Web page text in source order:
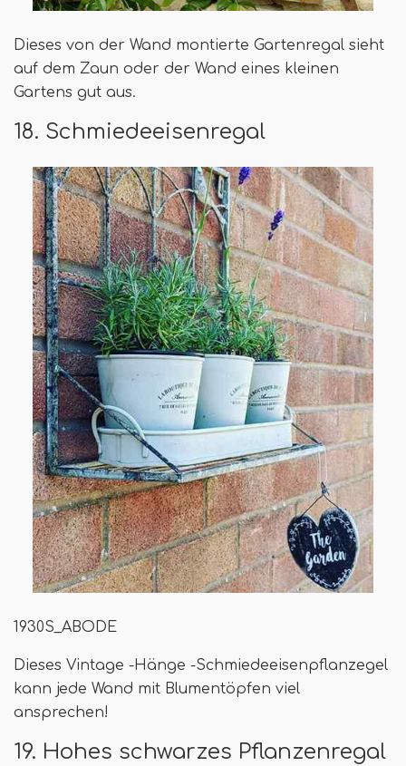
Dieses von der Wand montierte Gartenregal sieht
auf dem Zaun oder der Wand eines kleinen
Gartens gut aus.
18. Schmiedeeisenregal
1930S_ABODE
Dieses Vintage -Hänge -Schmiedeeisenpflanzegel
kann jede Wand mit Blumentöpfen viel
ansprechen!
19. Hohes schwarzes Pflanzenregal